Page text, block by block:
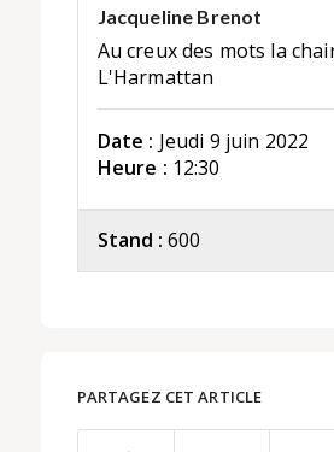
Jacqueline Brenot
Au creux des mots la
L'Harmattan
Date : Jeudi 9 juin 2022
Heure : 12:30
Stand : 600
PARTAGEZ CET ARTICLE